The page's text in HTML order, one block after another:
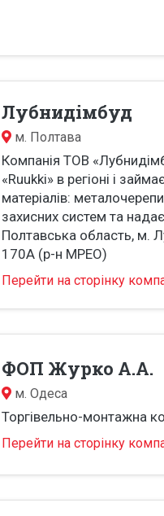
Лубнидімбуд
м. Полтава
Компанія ТОВ
«Ruukki» в регіоні і
матеріалів:
захисних систем та
Полтавська область, м.
170А (р-н МРЕО)
Перейти на сторінку
ФОП Журко А.А.
м.Одеса
Торгівельно-монтажна
Перейти на сторінку